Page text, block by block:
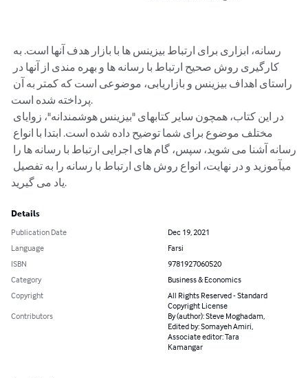
رسانه، ابزاری برای ارتباط بیزینس ­ها با بازار هدف آن‏ها است. به
کارگیری روش صحیح ارتباط با رسانه ها و بهره مندی از آنها در
راستای اهداف بیزینس و بازاریابی، موضوعی است که کمتر به آن
پرداخته شده است.
در این کتاب، همچون سایر کتابهای "بیزینس هوشمندانه"، زوایای
مختلف موضوع برای شما توضیح داده شده است. ابتدا با انواع
رسانه آشنا می ‏شوید، سپس، گام‏ های اجرایی ارتباط با رسانه‏ ها را
می‏آموزید و در نهایت، انواع روش های ارتباط با رسانه را به تفصیل
یاد می ‏گیرید.
Details
Publication Date
Dec 19, 2021
Language
Farsi
ISBN
9781927060520
Category
Business & Economics
Copyright
All Rights Reserved - Standard
Copyright License
Contributors
By (author): Steve Moghadam,
Edited by: Somayeh Amiri,
Associate editor: Tara
Kamangar